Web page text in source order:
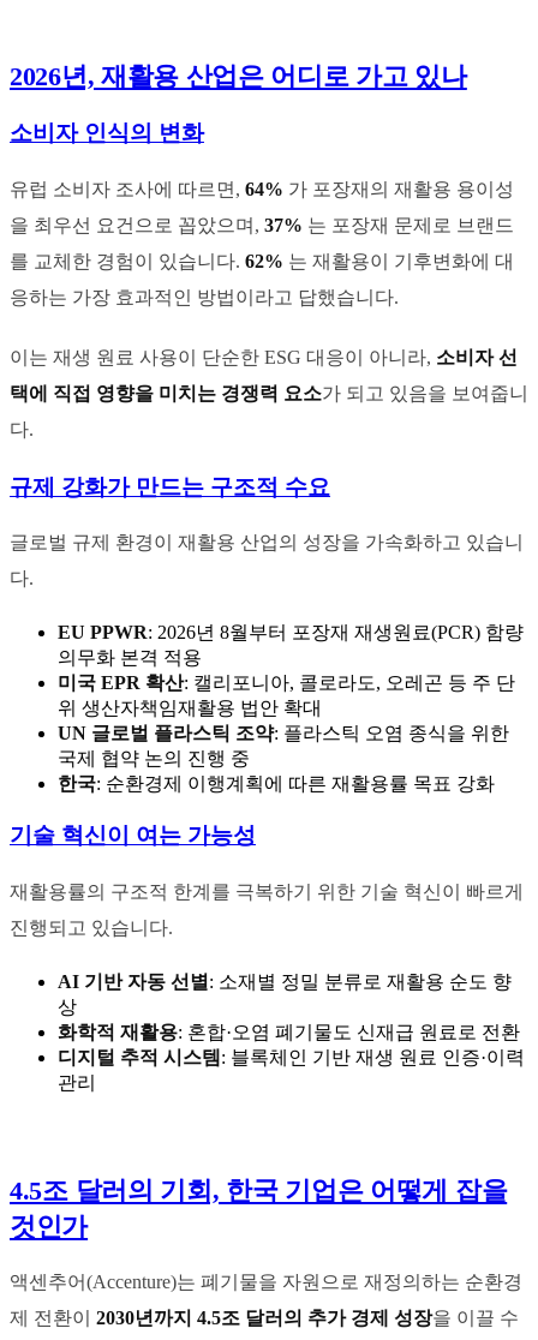
2026년, 재활용 산업은 어디로 가고 있나
소비자 인식의 변화
유럽 소비자 조사에 따르면, 64% 가 포장재의 재활용 용이성
을 최우선 요건으로 꼽았으며, 37% 는 포장재 문제로 브랜드
를 교체한 경험이 있습니다. 62% 는 재활용이 기후변화에 대
응하는 가장 효과적인 방법이라고 답했습니다.
이는 재생 원료 사용이 단순한 ESG 대응이 아니라, 소비자 선
택에 직접 영향을 미치는 경쟁력 요소가 되고 있음을 보여줍니
다.
규제 강화가 만드는 구조적 수요
글로벌 규제 환경이 재활용 산업의 성장을 가속화하고 있습니
다.
EU PPWR: 2026년 8월부터 포장재 재생원료(PCR) 함량
의무화 본격 적용
미국 EPR 확산: 캘리포니아, 콜로라도, 오레곤 등 주 단
위 생산자책임재활용 법안 확대
UN 글로벌 플라스틱 조약: 플라스틱 오염 종식을 위한
국제 협약 논의 진행 중
한국: 순환경제 이행계획에 따른 재활용률 목표 강화
기술 혁신이 여는 가능성
재활용률의 구조적 한계를 극복하기 위한 기술 혁신이 빠르게
진행되고 있습니다.
AI 기반 자동 선별 : 소재별 정밀 분류로 재활용 순도 향
상
화학적 재활용: 혼합·오염 폐기물도 신재급 원료로 전환
디지털 추적 시스템 : 블록체인 기반 재생 원료 인증·이력
관리
4.5조 달러의 기회, 한국 기업은 어떻게 잡을
것인가
액센추어(Accenture)는 폐기물을 자원으로 재정의하는 순환경
제 전환이 2030년까지 4.5조 달러의 추가 경제 성장을 이끌 수